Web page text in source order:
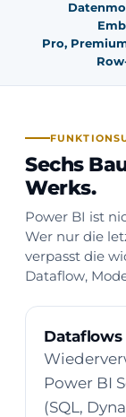
Pro,
Sechs
Werks.
Power BI ist
Wer nur die
verpasst die
Dataflow,
Dataflows
Power BI
(SQL,